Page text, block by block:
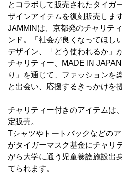
とコラボして販売されたタイガ
ザインアイテムを復刻販売します
JAMMINは、京都発のチャリテ
ンド。「社会が良くなってほし
デザイン、「どう使われるか」
チャリティー、MADE IN
り」を通じて、ファッションを
と出会い、応援するきっかけを
チャリティー付きのアイテムは
定販売。
Tシャツやトートバックなどの
がタイガーマスク基金にチャリ
がら大学に通う児童養護施設出
てられます。